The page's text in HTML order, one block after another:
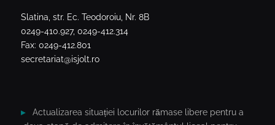
Slatina, str. Ec. Teodoroiu, Nr. 8B
0249-410.927, 0249-412.314
Fax: 0249-412.801
secretariat@isjolt.ro
Actualizarea situației locurilor rămase libere pentru a